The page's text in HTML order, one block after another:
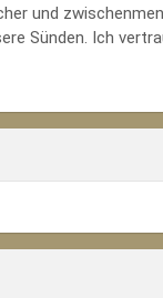
und
Sünden. Ich